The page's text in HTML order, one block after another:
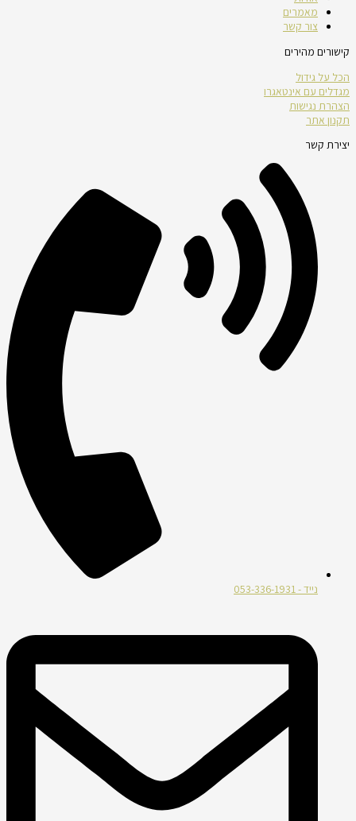
מאמרים
צור קשר
קישורים מהירים
הכל על גידול
מגדלים עם אינטאגרו
הצהרת נגישות
תקנון אתר
יצירת קשר
נייד - 053-336-1931